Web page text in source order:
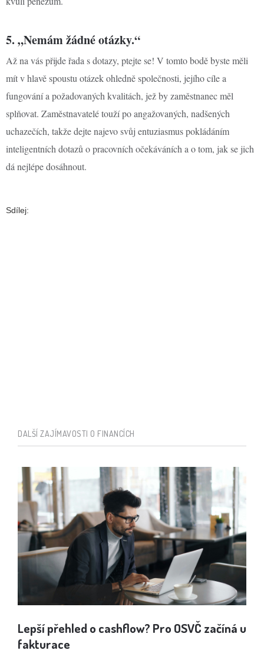
5. „Nemám žádné otázky.“
Až na vás přijde řada s dotazy, ptejte se! V tomto bodě byste měli
mít v hlavě spoustu otázek ohledně společnosti, jejího cíle a
fungování a požadovaných kvalitách, jež by zaměstnanec měl
splňovat. Zaměstnavatelé touží po angažovaných, nadšených
uchazečích, takže dejte najevo svůj entuziasmus pokládáním
inteligentních dotazů o pracovních očekáváních a o tom, jak se jich
dá nejlépe dosáhnout.
Sdílej:
DALŠÍ ZAJÍMAVOSTI O FINANCÍCH
Lepší přehled o cashflow? Pro OSVČ začíná u
fakturace